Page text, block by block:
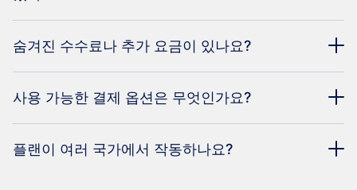
숨겨진 수수료나 추가 요금이 있나요?
사용 가능한 결제 옵션은 무엇인가요?
플랜이 여러 국가에서 작동하나요?